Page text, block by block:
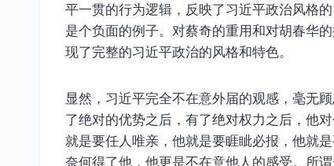
平一贯的行为逻辑，反映了习近平政治风格
是个负面的例子。对蔡奇的重用和对胡春华
现了完整的习近平政治的风格和特色。
显然，习近平完全不在意外届的观感，毫无
了绝对的优势之后，有了绝对权力之后，他
就是要任人唯亲，他就是要睚眦必报，他就
奈何得了他，他更是不在意他人的感受。所